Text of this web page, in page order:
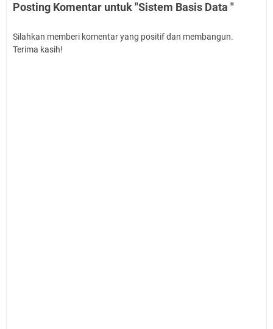
Posting Komentar untuk "Sistem Basis Data "
Silahkan memberi komentar yang positif dan membangun.
Terima kasih!